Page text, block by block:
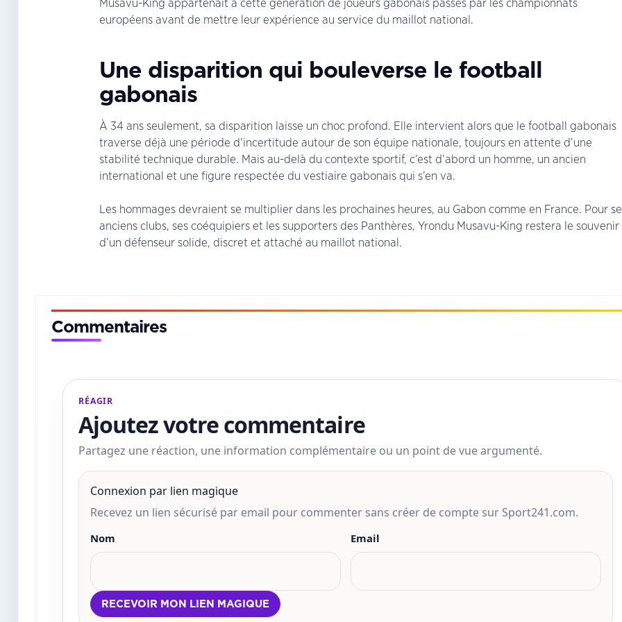
Musavu-King appartenait à cette génération de joueurs gabonais passés par les championnats
européens avant de mettre leur expérience au service du maillot national.
Une disparition qui bouleverse le football
gabonais
À 34 ans seulement, sa disparition laisse un choc profond. Elle intervient alors que le football gabonais
traverse déjà une période d’incertitude autour de son équipe nationale, toujours en attente d’une
stabilité technique durable. Mais au-delà du contexte sportif, c’est d’abord un homme, un ancien
international et une figure respectée du vestiaire gabonais qui s’en va.
Les hommages devraient se multiplier dans les prochaines heures, au Gabon comme en France. Pour
anciens clubs, ses coéquipiers et les supporters des Panthères, Yrondu Musavu-King restera le souvenir
d’un défenseur solide, discret et attaché au maillot national.
Commentaires
RÉAGIR
Ajoutez votre commentaire
Partagez une réaction, une information complémentaire ou un point de vue argumenté.
Connexion par lien magique
Recevez un lien sécurisé par email pour commenter sans créer de compte sur Sport241.com.
Nom Email